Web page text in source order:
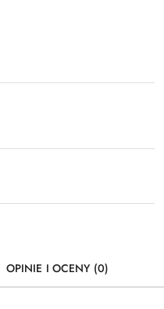
OPINIE I OCENY (0)